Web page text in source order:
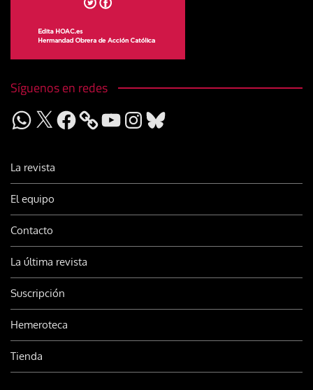
Síguenos en redes
WhatsApp
X Facebook YouTubeInstagram
Bluesky
La revista
El equipo
Contacto
La última revista
Suscripción
Hemeroteca
Tienda